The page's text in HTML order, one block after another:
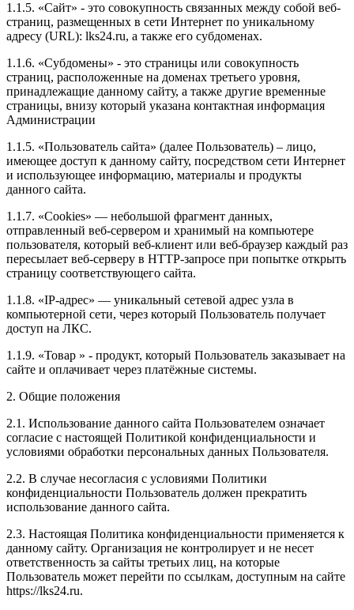
1.1.5. «Сайт» - это совокупность связанных между собой веб-
страниц, размещенных в сети Интернет по уникальному
адресу (URL): lks24.ru, а также его субдоменах.
1.1.6. «Субдомены» - это страницы или совокупность
страниц, расположенные на доменах третьего уровня,
принадлежащие данному сайту, а также другие временные
страницы, внизу который указана контактная информация
Администрации
1.1.5. «Пользователь сайта» (далее Пользователь) – лицо,
имеющее доступ к данному сайту, посредством сети Интернет
и использующее информацию, материалы и продукты
данного сайта.
1.1.7. «Cookies» — небольшой фрагмент данных,
отправленный веб-сервером и хранимый на компьютере
пользователя, который веб-клиент или веб-браузер каждый раз
пересылает веб-серверу в HTTP-запросе при попытке открыть
страницу соответствующего сайта.
1.1.8. «IP-адрес» — уникальный сетевой адрес узла в
компьютерной сети, через который Пользователь получает
доступ на ЛКС.
1.1.9. «Товар » - продукт, который Пользователь заказывает на
сайте и оплачивает через платёжные системы.
2. Общие положения
2.1. Использование данного сайта Пользователем означает
согласие с настоящей Политикой конфиденциальности и
условиями обработки персональных данных Пользователя.
2.2. В случае несогласия с условиями Политики
конфиденциальности Пользователь должен прекратить
использование данного сайта.
2.3. Настоящая Политика конфиденциальности применяется к
данному сайту. Организация не контролирует и не несет
ответственность за сайты третьих лиц, на которые
Пользователь может перейти по ссылкам, доступным на сайте
https://lks24.ru.